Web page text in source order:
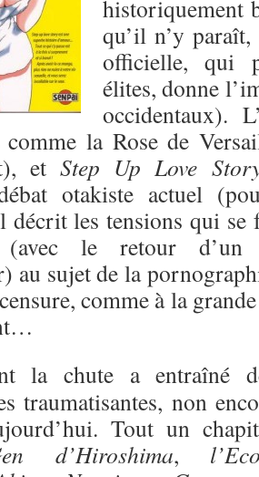
historiquement
qu’il n’y
officielle, qui
élites, donne
occidentaux).
comme la Rose de
etStep Up Love
otakiste actuel
décrit les tensions qui
le retour d’un
au sujet de la
comme à la
la chute a entraîné
traumatisantes, non
Tout un
d’Hiroshima,